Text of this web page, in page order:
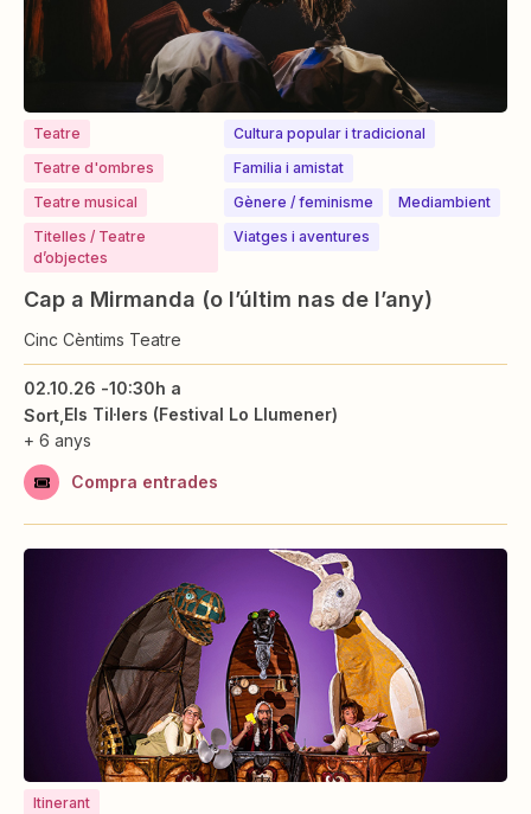
Teatre
Teatre d'ombres
Teatre musical
Titelles / Teatre
d’objectes
Cultura popular i tradicional
⁠⁠Familia i amistat
⁠⁠Gènere / feminisme
Mediambient
Viatges i aventures
Cap a Mirmanda (o l’últim nas de l’any)
Cinc Cèntims Teatre
02.10.26 -10:30h a
Sort Els Til·lers (Festival Lo Llumener)
+ 6 anys
Compra entrades
Itinerant